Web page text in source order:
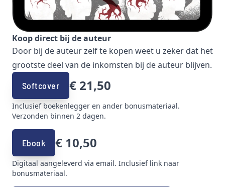
Koop direct bij de auteur
Door bij de auteur zelf te kopen weet u zeker dat het
grootste deel van de inkomsten bij de auteur blijven.
Softcover
€ 21,50
Inclusief boekenlegger en ander bonusmateriaal.
Verzonden binnen 2 dagen.
Ebook € 10,50
Digitaal aangeleverd via email. Inclusief link naar
bonusmateriaal.